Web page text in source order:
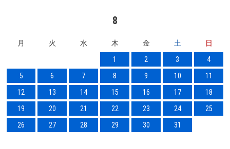
8
月 火 水 木 金 土
日
1
2 3
4
5
6 7 8 9 10
11
12
13 14 15 16 17
18
19
20 21 22 23 24
25
26
27 28 29 30 31